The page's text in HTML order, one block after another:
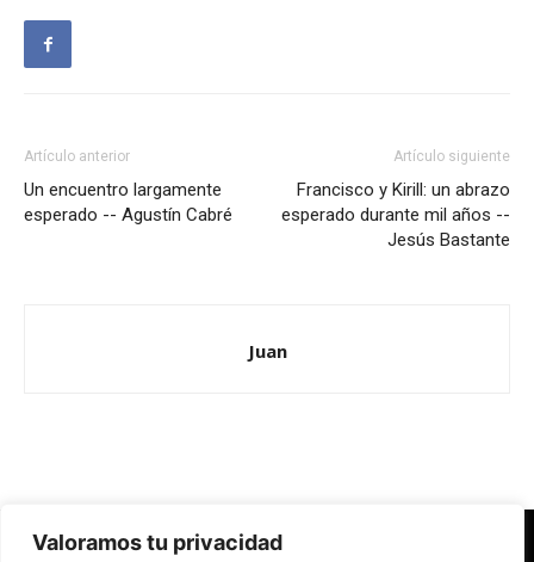
Valoramos tu privacidad
Artículo anterior
Un encuentro largamente
esperado -- Agustín Cabré
Artículo siguiente
Francisco y Kirill: un abrazo
esperado durante mil años --
Jesús Bastante
Juan
Redes Cristianas